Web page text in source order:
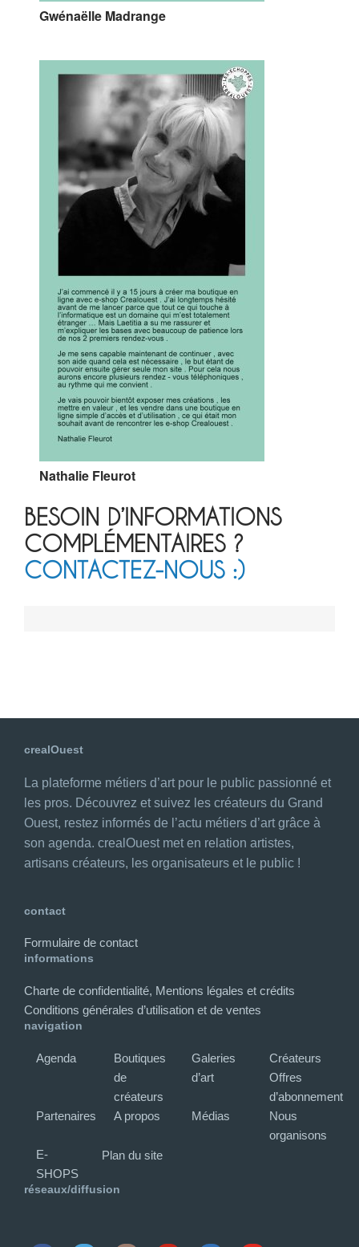
Gwénaëlle Madrange
Nathalie Fleurot
BESOIN D’INFORMATIONS
COMPLÉMENTAIRES ?
CONTACTEZ-NOUS :)
crealOuest
La plateforme métiers d’art pour le public passionné et
les pros. Découvrez et suivez les créateurs du Grand
Ouest, restez informés de l’actu métiers d’art grâce à
son agenda. crealOuest met en relation artistes,
artisans créateurs, les organisateurs et le public !
contact
Formulaire de contact
informations
Charte de confidentialité, Mentions légales et crédits
Conditions générales d’utilisation et de ventes
navigation
Agenda
Boutiques
de
créateurs
Galeries
d’art
Créateurs
Offres
d’abonnement
Partenaires
A propos Médias
Nous
organisons
E-
SHOPS
Plan du site
réseaux/diffusion